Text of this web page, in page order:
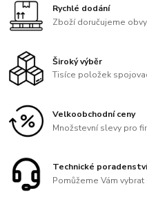
Rychlé dodání
Zboží doručujeme
Široký výběr
Tisíce položek
Velkoobchodní ceny
Množstevní slevy pro
Technické
Pomůžeme Vám